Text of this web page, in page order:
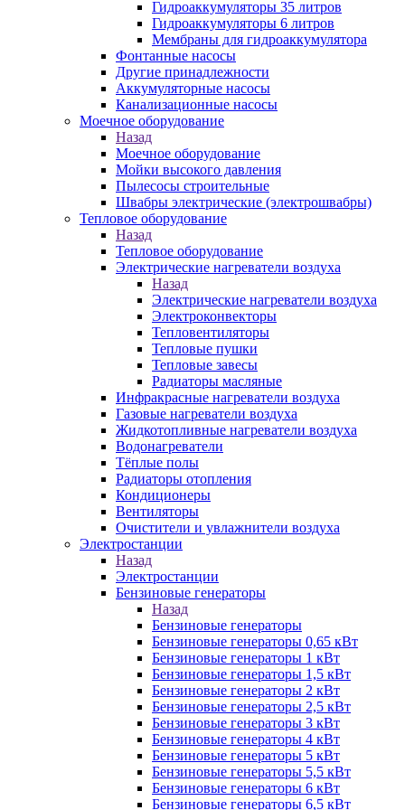
Гидроаккумуляторы 35 литров
Гидроаккумуляторы 6 литров
Мембраны для гидроаккумулятора
Фонтанные насосы
Другие принадлежности
Аккумуляторные насосы
Канализационные насосы
Моечное оборудование
Назад
Моечное оборудование
Мойки высокого давления
Пылесосы строительные
Швабры электрические (электрошвабры)
Тепловое оборудование
Назад
Тепловое оборудование
Электрические нагреватели воздуха
Назад
Электрические нагреватели воздуха
Электроконвекторы
Тепловентиляторы
Тепловые пушки
Тепловые завесы
Радиаторы масляные
Инфракрасные нагреватели воздуха
Газовые нагреватели воздуха
Жидкотопливные нагреватели воздуха
Водонагреватели
Тёплые полы
Радиаторы отопления
Кондиционеры
Вентиляторы
Очистители и увлажнители воздуха
Электростанции
Назад
Электростанции
Бензиновые генераторы
Назад
Бензиновые генераторы
Бензиновые генераторы 0,65 кВт
Бензиновые генераторы 1 кВт
Бензиновые генераторы 1,5 кВт
Бензиновые генераторы 2 кВт
Бензиновые генераторы 2,5 кВт
Бензиновые генераторы 3 кВт
Бензиновые генераторы 4 кВт
Бензиновые генераторы 5 кВт
Бензиновые генераторы 5,5 кВт
Бензиновые генераторы 6 кВт
Бензиновые генераторы 6,5 кВт